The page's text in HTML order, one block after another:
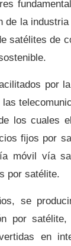
de la
satélites de
por
los cuales
fijos por
móvil vía
por satélite.
se
por
en